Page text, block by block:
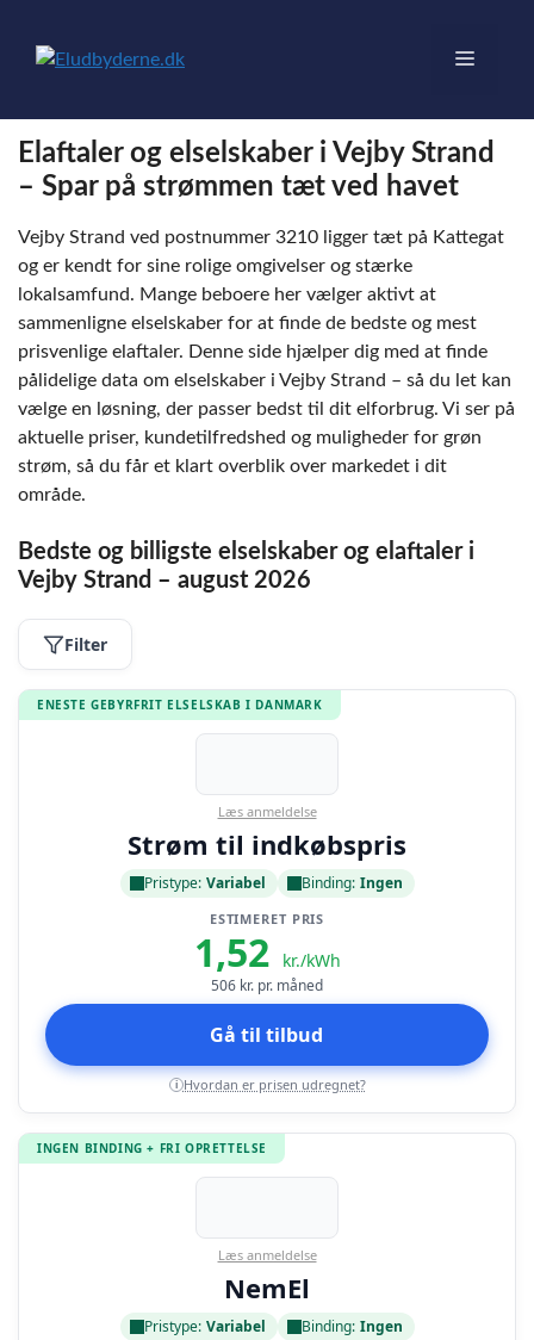
indhold
Menu
Elaftaler og elselskaber i Vejby Strand
– Spar på strømmen tæt ved havet
Vejby Strand ved postnummer 3210 ligger tæt på Kattegat
og er kendt for sine rolige omgivelser og stærke
lokalsamfund. Mange beboere her vælger aktivt at
sammenligne elselskaber for at finde de bedste og mest
prisvenlige elaftaler. Denne side hjælper dig med at finde
pålidelige data om elselskaber i Vejby Strand – så du let kan
vælge en løsning, der passer bedst til dit elforbrug. Vi ser på
aktuelle priser, kundetilfredshed og muligheder for grøn
strøm, så du får et klart overblik over markedet i dit
område.
Bedste og billigste elselskaber og elaftaler i
Vejby Strand – august 2026
Filter
ENESTE GEBYRFRIT ELSELSKAB I DANMARK
Læs anmeldelse
Strøm til indkøbspris
Pristype: Variabel Binding: Ingen
ESTIMERET PRIS
1,52 kr./kWh
506 kr. pr. måned
Gå til tilbud
i Hvordan er prisen udregnet?
INGEN BINDING + FRI OPRETTELSE
Læs anmeldelse
NemEl
Pristype: Variabel Binding: Ingen